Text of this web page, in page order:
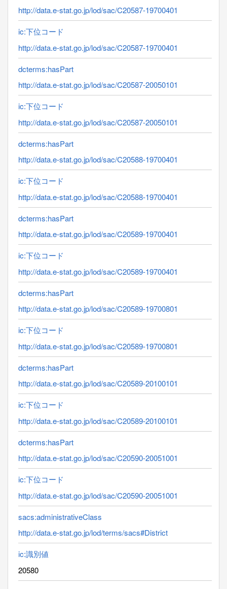
http://data.e-stat.go.jp/lod/sac/C20587-19700401
ic:下位コード
http://data.e-stat.go.jp/lod/sac/C20587-19700401
dcterms:hasPart
http://data.e-stat.go.jp/lod/sac/C20587-20050101
ic:下位コード
http://data.e-stat.go.jp/lod/sac/C20587-20050101
dcterms:hasPart
http://data.e-stat.go.jp/lod/sac/C20588-19700401
ic:下位コード
http://data.e-stat.go.jp/lod/sac/C20588-19700401
dcterms:hasPart
http://data.e-stat.go.jp/lod/sac/C20589-19700401
ic:下位コード
http://data.e-stat.go.jp/lod/sac/C20589-19700401
dcterms:hasPart
http://data.e-stat.go.jp/lod/sac/C20589-19700801
ic:下位コード
http://data.e-stat.go.jp/lod/sac/C20589-19700801
dcterms:hasPart
http://data.e-stat.go.jp/lod/sac/C20589-20100101
ic:下位コード
http://data.e-stat.go.jp/lod/sac/C20589-20100101
dcterms:hasPart
http://data.e-stat.go.jp/lod/sac/C20590-20051001
ic:下位コード
http://data.e-stat.go.jp/lod/sac/C20590-20051001
sacs:administrativeClass
http://data.e-stat.go.jp/lod/terms/sacs#District
ic:識別値
20580